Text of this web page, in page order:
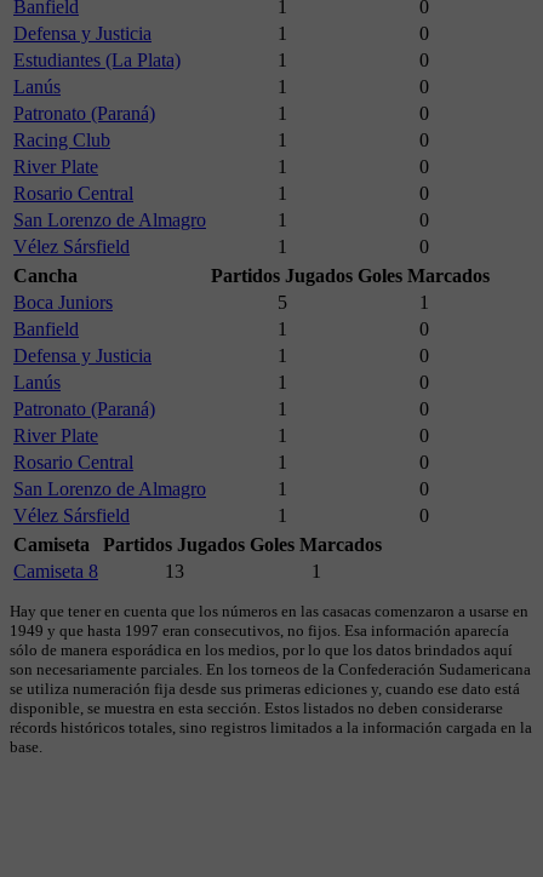
Banfield 1
0
Defensa y Justicia
1
0
Estudiantes (La Plata)
1
0
Lanús
1
0
Patronato (Paraná)
1
0
Racing Club
1
0
River Plate
1
0
Rosario Central
1
0
San Lorenzo de Almagro
1
0
Vélez Sársfield
1
0
Cancha
Partidos Jugados Goles Marcados
Boca Juniors
5
1
Banfield
1
0
Defensa y Justicia
1
0
Lanús
1
0
Patronato (Paraná)
1
0
River Plate
1
0
Rosario Central
1
0
San Lorenzo de Almagro
1
0
Vélez Sársfield
1
0
Camiseta
Partidos Jugados Goles Marcados
Camiseta 8
13 1
Hay que tener en cuenta que los números en las casacas comenzaron a usarse en
1949 y que hasta 1997 eran consecutivos, no fijos. Esa información aparecía
sólo de manera esporádica en los medios, por lo que los datos brindados aquí
son necesariamente parciales. En los torneos de la Confederación Sudamericana
se utiliza numeración fija desde sus primeras ediciones y, cuando ese dato está
disponible, se muestra en esta sección. Estos listados no deben considerarse
récords históricos totales, sino registros limitados a la información cargada en la
base.